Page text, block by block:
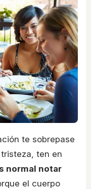
te sobrepase
ten en
normal notar
el cuerpo